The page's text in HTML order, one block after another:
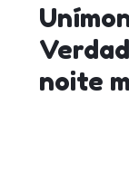
noite